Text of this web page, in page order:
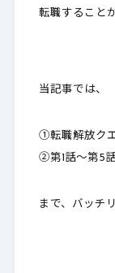
1-5.
2-1.
3. 最後
転職すること
当記事では、
①転職解放ク
②第1話～第5
まで、バッチ